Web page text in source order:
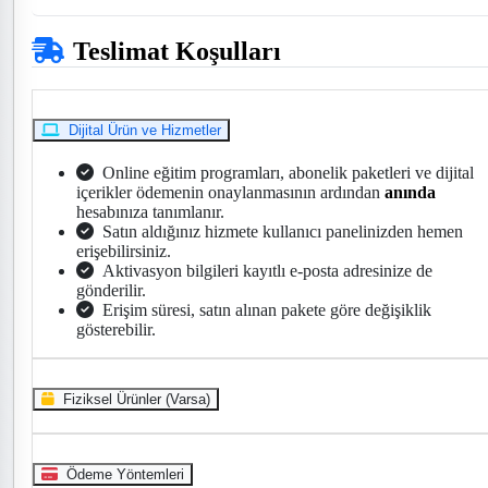
Teslimat Koşulları
Dijital Ürün ve Hizmetler
Online eğitim programları, abonelik paketleri ve dijital
içerikler ödemenin onaylanmasının ardından anında
hesabınıza tanımlanır.
Satın aldığınız hizmete kullanıcı panelinizden hemen
erişebilirsiniz.
Aktivasyon bilgileri kayıtlı e-posta adresinize de
gönderilir.
Erişim süresi, satın alınan pakete göre değişiklik
gösterebilir.
Fiziksel Ürünler (Varsa)
Ödeme Yöntemleri